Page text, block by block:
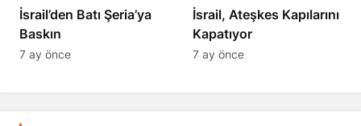
​​​​​​​İsrail’den Batı Şeria’ya
Baskın
7 ay önce
İsrail, Ateşkes Kapılarını
Kapatıyor
7 ay önce